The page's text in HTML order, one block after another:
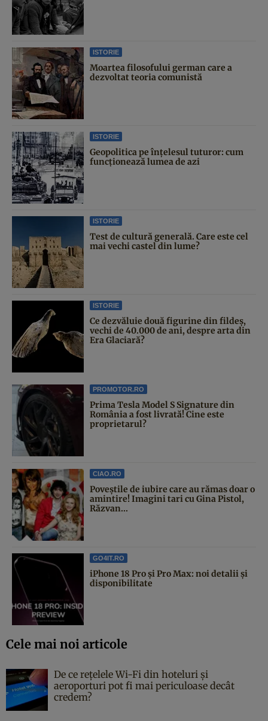
ISTORIE
Moartea filosofului german care a
dezvoltat teoria comunistă
ISTORIE
Geopolitica pe înțelesul tuturor: cum
funcționează lumea de azi
ISTORIE
Test de cultură generală. Care este cel
mai vechi castel din lume?
ISTORIE
Ce dezvăluie două figurine din fildeș,
vechi de 40.000 de ani, despre arta din
Era Glaciară?
PROMOTOR.RO
Prima Tesla Model S Signature din
România a fost livrată! Cine este
proprietarul?
CIAO.RO
Poveştile de iubire care au rămas doar o
amintire! Imagini tari cu Gina Pistol,
Răzvan...
GO4IT.RO
iPhone 18 Pro și Pro Max: noi detalii și
disponibilitate
Cele mai noi articole
De ce rețelele Wi-Fi din hoteluri și
aeroporturi pot fi mai periculoase decât
credem?